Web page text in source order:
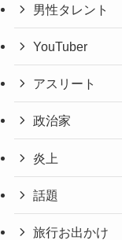
男性タレント
YouTuber
アスリート
政治家
炎上
話題
旅行お出かけ